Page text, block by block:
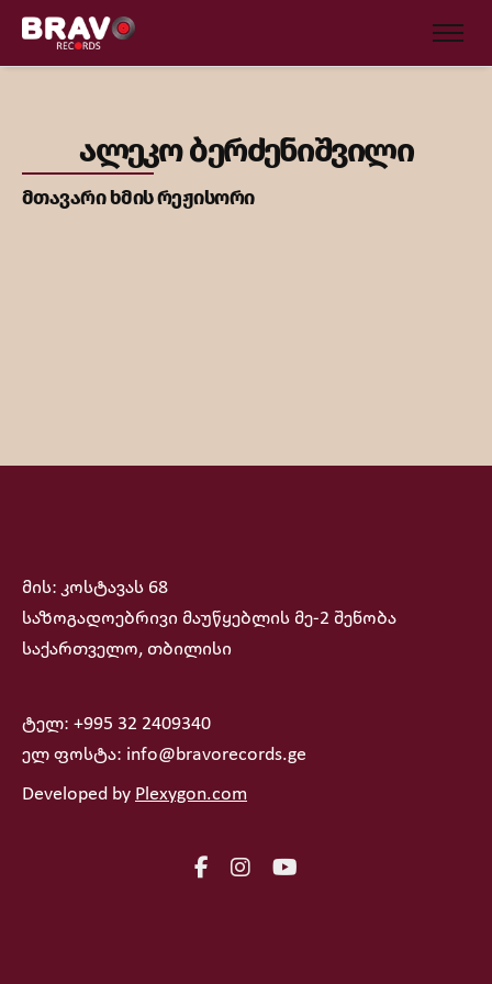
ალეკო ბერძენიშვილი
მთავარი ხმის რეჟისორი
მის: კოსტავას 68
საზოგადოებრივი მაუწყებლის მე-2 შენობა
საქართველო, თბილისი
ტელ: +995 32 2409340
ელ ფოსტა: info@bravorecords.ge
Developed by Plexygon.com